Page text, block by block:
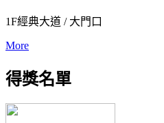
1F經典大道 / 大門口
More
得獎名單